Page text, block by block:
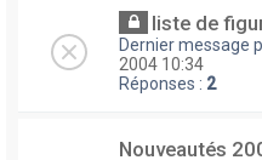
liste de
Dernier message
2004 10:34
Réponses : 2
Nouveautés